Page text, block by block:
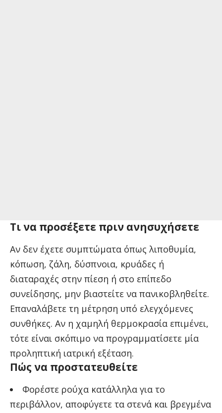
Τι να προσέξετε πριν ανησυχήσετε
Αν δεν έχετε συμπτώματα όπως λιποθυμία,
κόπωση, ζάλη, δύσπνοια, κρυάδες ή
διαταραχές στην πίεση ή στο επίπεδο
συνείδησης, μην βιαστείτε να πανικοβληθείτε.
Επαναλάβετε τη μέτρηση υπό ελεγχόμενες
συνθήκες. Αν η χαμηλή θερμοκρασία επιμένει,
τότε είναι σκόπιμο να προγραμματίσετε μία
προληπτική ιατρική εξέταση.
Πώς να προστατευθείτε
Φορέστε ρούχα κατάλληλα για το
περιβάλλον, αποφύγετε τα στενά και βρεγμένα